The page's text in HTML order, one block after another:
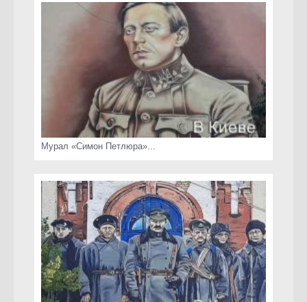
Мурал «Симон Петлюра»...